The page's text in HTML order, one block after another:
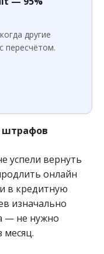
другие
пересчётом.
штрафов
успели вернуть
онлайн
в кредитную
изначально
— не нужно
месяц.